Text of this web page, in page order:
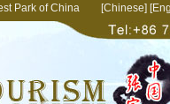
Park of China [Chinese] [